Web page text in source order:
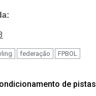
federação FPBOL
de pistas